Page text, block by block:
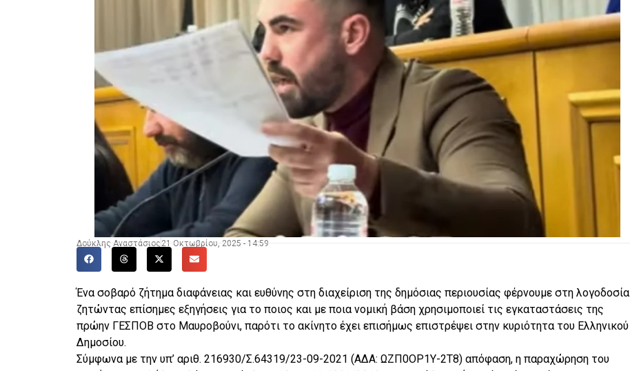
Δούκλης Αναστάσιος 21 Οκτωβρίου, 2025 - 14:59
Ένα σοβαρό ζήτημα διαφάνειας και ευθύνης στη διαχείριση της δημόσιας περιουσίας φέρνουμε στη λογοδοσία
ζητώντας επίσημες εξηγήσεις για το ποιος και με ποια νομική βάση χρησιμοποιεί τις εγκαταστάσεις της
πρώην ΓΕΣΠΟΒ στο Μαυροβούνι, παρότι το ακίνητο έχει επισήμως επιστρέψει στην κυριότητα του Ελληνικού
Δημοσίου.
Σύμφωνα με την υπ’ αριθ. 216930/Σ.64319/23-09-2021 (ΑΔΑ: ΩΖΠ0ΟΡ1Υ-2Τ8) απόφαση, η παραχώρηση του